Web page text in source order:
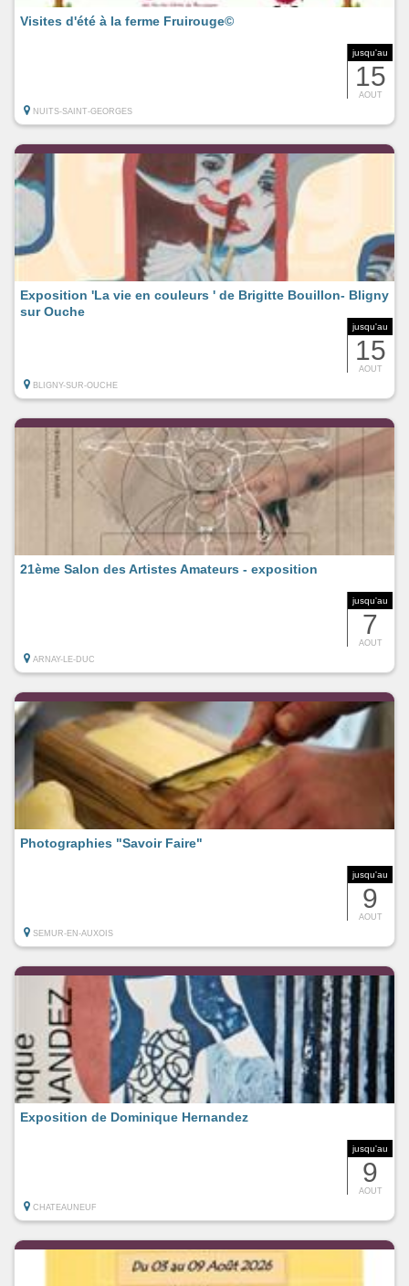
jusqu'au
15
AOUT
Visites d'été à la ferme Fruirouge©
NUITS-SAINT-GEORGES
jusqu'au
15
AOUT
Exposition 'La vie en couleurs ' de Brigitte Bouillon- Bligny
sur Ouche
BLIGNY-SUR-OUCHE
jusqu'au
7
AOUT
21ème Salon des Artistes Amateurs - exposition
ARNAY-LE-DUC
jusqu'au
9
AOUT
Photographies "Savoir Faire"
SEMUR-EN-AUXOIS
jusqu'au
9
AOUT
Exposition de Dominique Hernandez
CHATEAUNEUF